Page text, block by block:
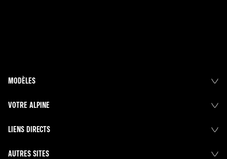
MODÈLES
VOTRE ALPINE
LIENS DIRECTS
AUTRES SITES